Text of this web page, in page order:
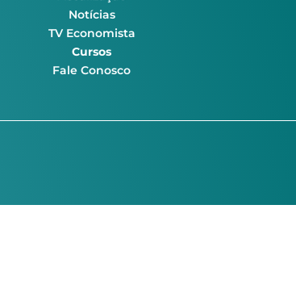
Notícias
TV Economista
Cursos
Fale Conosco